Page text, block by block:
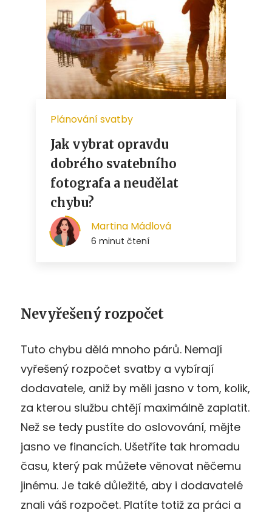
Nevyřešený rozpočet
Tuto chybu dělá mnoho párů. Nemají
vyřešený rozpočet svatby a vybírají
dodavatele, aniž by měli jasno v tom, kolik,
za kterou službu chtějí maximálně zaplatit.
Než se tedy pustíte do oslovování, mějte
jasno ve financích. Ušetříte tak hromadu
času, který pak můžete věnovat něčemu
jinému. Je také důležité, aby i dodavatelé
znali váš rozpočet. Platíte totiž za práci a